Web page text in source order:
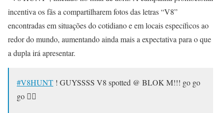
incentiva os fãs a compartilharem fotos das letras “V8”
encontradas em situações do cotidiano e em locais específicos ao
redor do mundo, aumentando ainda mais a expectativa para o que
a dupla irá apresentar.
#V8HUNT ! GUYSSSS V8 spotted @ BLOK M!!! go go
go 🏃‍♀️